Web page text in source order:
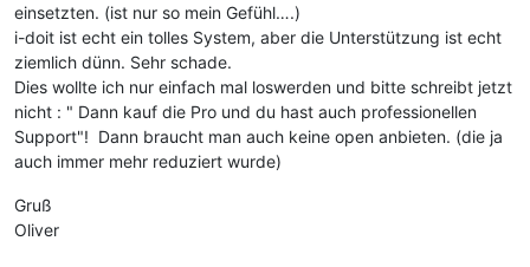
einsetzten. (ist nur so mein Gefühl….)
i-doit ist echt ein tolles System, aber die Unterstützung ist echt
ziemlich dünn. Sehr schade.
Dies wollte ich nur einfach mal loswerden und bitte schreibt jetzt
nicht : " Dann kauf die Pro und du hast auch professionellen
Support"! Dann braucht man auch keine open anbieten. (die ja
auch immer mehr reduziert wurde)
Gruß
Oliver